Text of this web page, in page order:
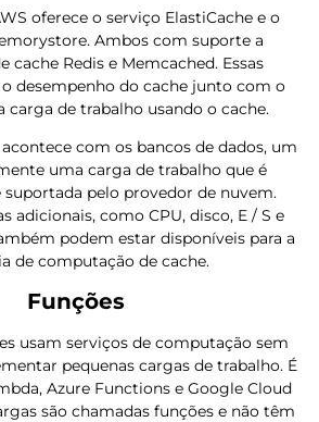
oferece o serviço ElastiCache e o
Ambos com suporte a
cache Redis e Memcached. Essas
desempenho do cache junto com o
carga de trabalho usando o cache.
com os bancos de dados, um
uma carga de trabalho que é
pelo provedor de nuvem.
adicionais, como CPU, disco, E / S e
podem estar disponíveis para a
de computação de cache.
Funções
usam serviços de computação sem
pequenas cargas de trabalho. É
Azure Functions e Google Cloud
são chamadas funções e não têm